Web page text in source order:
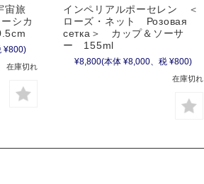
宙旅
シカ
¥800)
在庫切れ
インペリアルポーセレン ＜
ローズ・ネット Розовая
сетка＞ カップ＆ソーサ
ー 155ml
¥8,800(本体 ¥8,000、税 ¥800)
在庫切れ